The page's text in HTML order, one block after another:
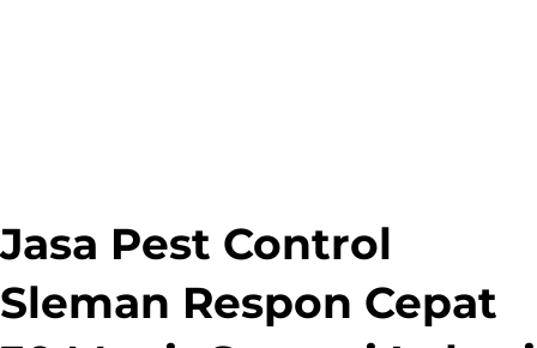
Jasa Pest Control
Sleman Respon Cepat